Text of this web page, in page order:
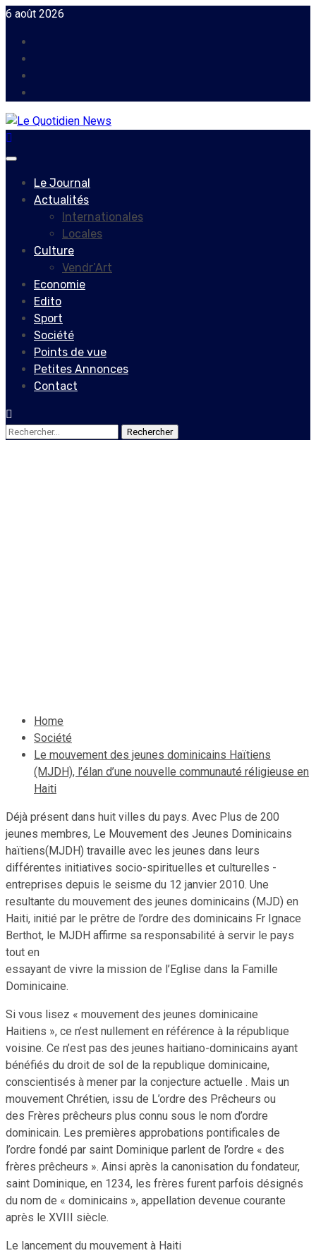
Skip
content
6 août 2026
Primary
Le Journal
Actualités
Internationales
Locales
Culture
Vendr’Art
Economie
Edito
Sport
Société
Points de vue
Petites Annonces
Contact
Rechercher :
Home
Société
Le mouvement des jeunes dominicains Haïtiens
(MJDH), l’élan d’une nouvelle communauté réligieuse en
Haiti
Déjà présent dans huit villes du pays. Avec Plus de 200
jeunes membres, Le Mouvement des Jeunes Dominicains
haïtiens(MJDH) travaille avec les jeunes dans leurs
différentes initiatives socio-spirituelles et culturelles -
entreprises depuis le seisme du 12 janvier 2010. Une
resultante du mouvement des jeunes dominicains (MJD) en
Haiti, initié par le prêtre de l’ordre des dominicains Fr Ignace
Berthot, le MJDH affirme sa responsabilité à servir le pays
tout en
essayant de vivre la mission de l’Eglise dans la Famille
Dominicaine.
Si vous lisez « mouvement des jeunes dominicaine
Haitiens », ce n’est nullement en référence à la république
voisine. Ce n’est pas des jeunes haitiano-dominicains ayant
bénéfiés du droit de sol de la republique dominicaine,
conscientisés à mener par la conjecture actuelle . Mais un
mouvement Chrétien, issu de L’ordre des Prêcheurs ou
des Frères prêcheurs plus connu sous le nom d’ordre
dominicain. Les premières approbations pontificales de
l’ordre fondé par saint Dominique parlent de l’ordre « des
frères prêcheurs ». Ainsi après la canonisation du fondateur,
saint Dominique, en 1234, les frères furent parfois désignés
du nom de « dominicains », appellation devenue courante
après le XVIII siècle.
Le lancement du mouvement à Haiti